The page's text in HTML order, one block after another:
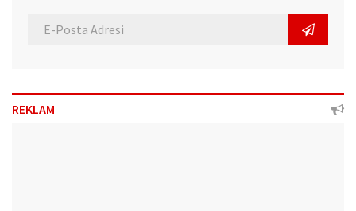
REKLAM